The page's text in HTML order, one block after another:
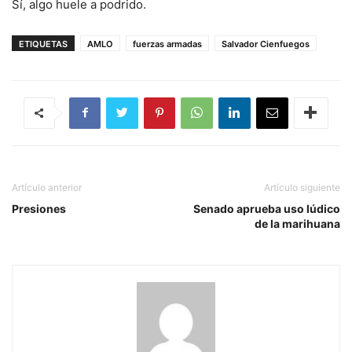
Sí, algo huele a podrido.
ETIQUETAS AMLO fuerzas armadas Salvador Cienfuegos
Artículo anterior
Presiones
Artículo siguiente
Senado aprueba uso lúdico
de la marihuana